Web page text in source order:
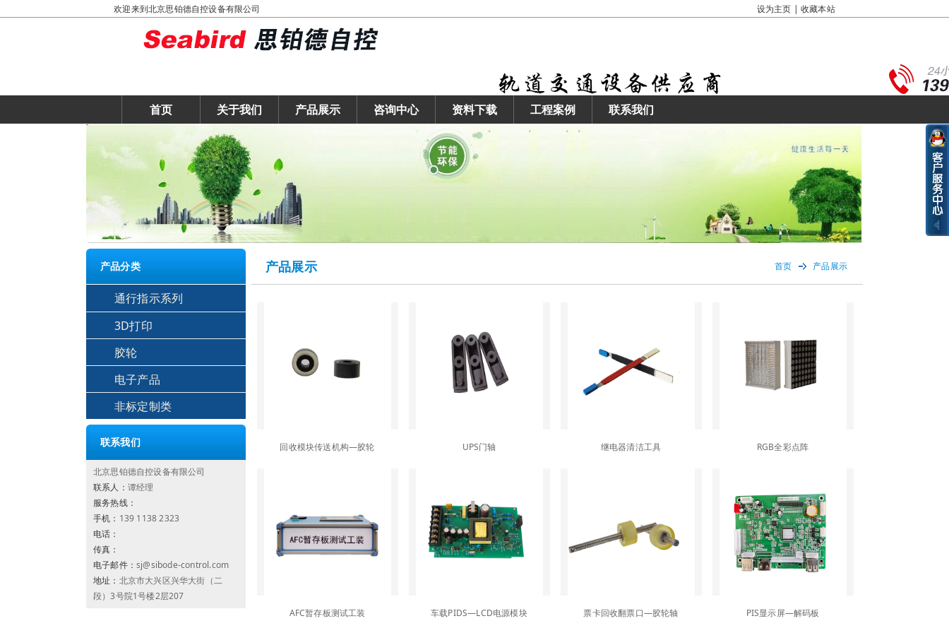
欢迎来到北京思铂德自控设备有限公司 设为主页 | 收藏本站
首页 关于我们 产品展示 咨询中心 资料下载 工程案例 联系我们
产品分类
通行指示系列
3D打印
胶轮
电子产品
非标定制类
联系我们
北京思铂德自控设备有限公司
联系人： 谭经理
服务热线：
手机： 139 1138 2323
电话：
传真：
电子邮件： sj@sibode-control.com
地址： 北京市大兴区兴华大街（二
段）3号院1号楼2层207
产品展示 首页 产品展示
回收模块传送机构—胶轮 UPS门轴 继电器清洁工具 RGB全彩点阵
AFC暂存板测试工装 车载PIDS—LCD电源模块 票卡回收翻票口—胶轮轴 PIS显示屏—解码板